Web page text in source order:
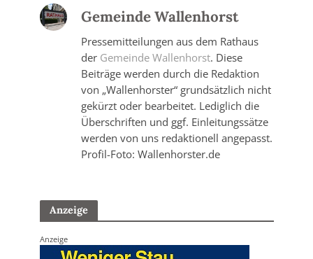
Gemeinde Wallenhorst
Pressemitteilungen aus dem Rathaus
der Gemeinde Wallenhorst. Diese
Beiträge werden durch die Redaktion
von „Wallenhorster“ grundsätzlich nicht
gekürzt oder bearbeitet. Lediglich die
Überschriften und ggf. Einleitungssätze
werden von uns redaktionell angepasst.
Profil-Foto: Wallenhorster.de
Anzeige
Anzeige